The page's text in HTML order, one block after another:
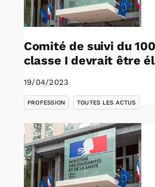
Comité de suivi du
classe I devrait être
19/04/2023
PROFESSION TOUTES LES ACTUS